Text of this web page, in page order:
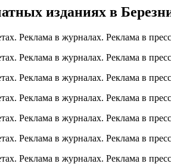
изданиях в